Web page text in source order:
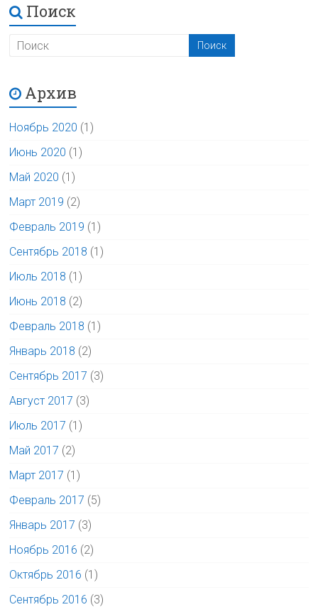
Поиск
Архив
Ноябрь 2020 (1)
Июнь 2020 (1)
Май 2020 (1)
Март 2019 (2)
Февраль 2019 (1)
Сентябрь 2018 (1)
Июль 2018 (1)
Июнь 2018 (2)
Февраль 2018 (1)
Январь 2018 (2)
Сентябрь 2017 (3)
Август 2017 (3)
Июль 2017 (1)
Май 2017 (2)
Март 2017 (1)
Февраль 2017 (5)
Январь 2017 (3)
Ноябрь 2016 (2)
Октябрь 2016 (1)
Сентябрь 2016 (3)